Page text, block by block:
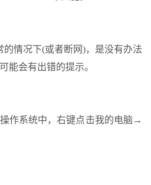
的情况下(或者断网)，是没有办法
能会有出错的提示。
作系统中，右键点击我的电脑→